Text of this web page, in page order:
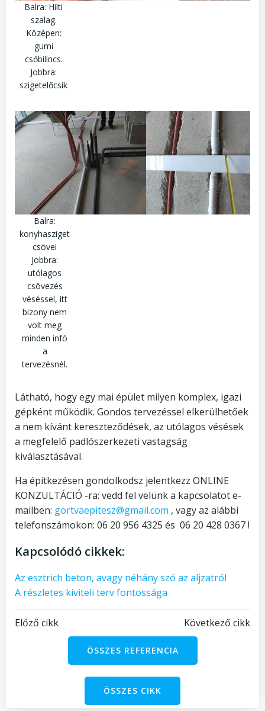
Balra: Hilti
szalag.
Középen:
gumi
csőbilincs.
Jobbra:
szigetelőcsík
Balra:
konyhasziget
csövei
Jobbra:
utólagos
csövezés
véséssel, itt
bizony nem
volt meg
minden infó
a
tervezésnél.
Látható, hogy egy mai épület milyen komplex, igazi
gépként működik. Gondos tervezéssel elkerülhetőek
a nem kívánt kereszteződések, az utólagos vésések
a megfelelő padlószerkezeti vastagság
kiválasztásával.
Ha építkezésen gondolkodsz jelentkezz ONLINE
KONZULTÁCIÓ -ra: vedd fel velünk a kapcsolatot e-
mailben: gortvaepitesz@gmail.com , vagy az alábbi
telefonszámokon: 06 20 956 4325 és 06 20 428 0367 !
Kapcsolódó cikkek:
Az esztrich beton, avagy néhány szó az aljzatról
A részletes kiviteli terv fontossága
Bejegyzés
navigáció
Előző cikk
Bejegyzés
navigáció
Következő cikk
ÖSSZES REFERENCIA
ÖSSZES CIKK